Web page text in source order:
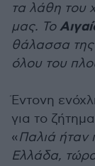
τα λάθη του
μας. Το
θάλασσα της
όλου του
Έντονη
για το
«Παλιά ήταν
Ελλάδα,